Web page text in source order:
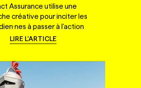
Assurance utilise une
créative pour inciter les
à passer à l'action
LIRE L'ARTICLE